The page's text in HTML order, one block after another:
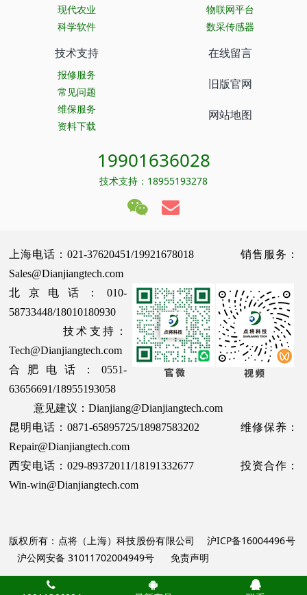
现代农业
科学软件
物联网平台
数采传感器
技术支持
报修服务
常见问题
维保服务
资料下载
在线留言
旧版官网
网站地图
19901636028
技术支持：18955193278
上海电话：021-37620451/19921678018 销售服务：
Sales@Dianjiangtech.com
北京电话：010-
58733448/18010180930
技术支持：
Tech@Dianjiangtech.com
合肥电话：0551-
63656691/18955193058
意见建议：Dianjiang@Dianjiangtech.com
昆明电话：0871-65895725/18987583202 维修保养：
Repair@Dianjiangtech.com
西安电话：029-89372011/18191332677 投资合作：
Win-win@Dianjiangtech.com
版权所有：点将（上海）科技股份有限公司 沪ICP备16004496号
沪公网安备 31011702004949号
免责声明